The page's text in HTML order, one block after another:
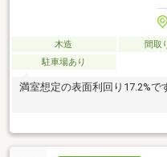
木造 間取
駐車場あり
満室想定の表面利回り17.2%で